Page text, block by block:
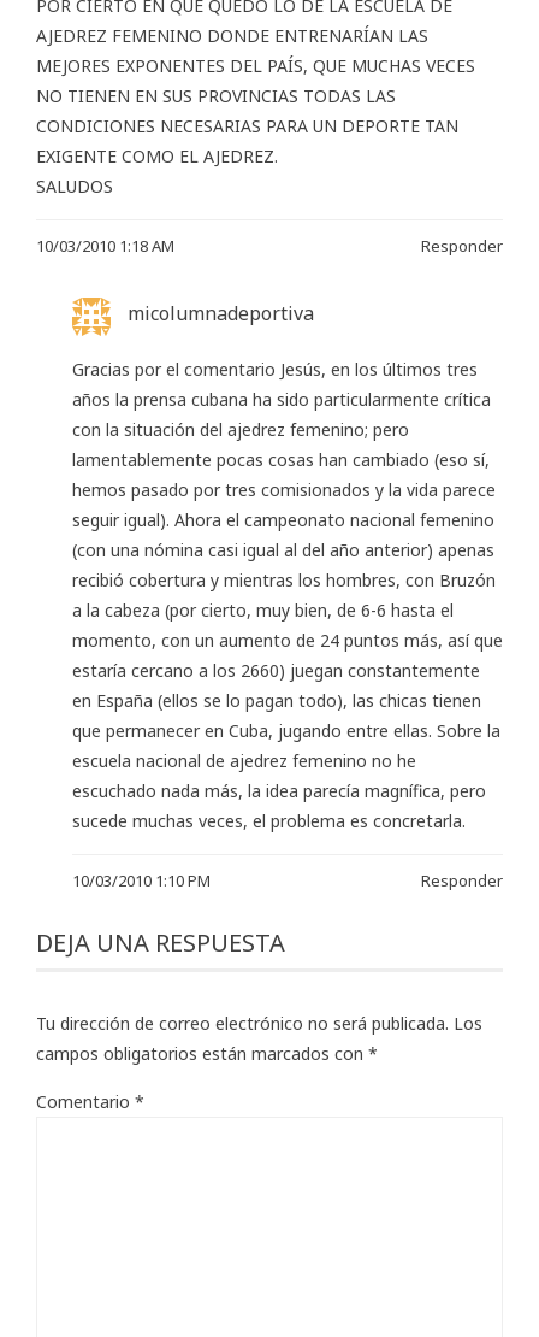
POR CIERTO EN QUE QUEDÓ LO DE LA ESCUELA DE
AJEDREZ FEMENINO DONDE ENTRENARÍAN LAS
MEJORES EXPONENTES DEL PAÍS, QUE MUCHAS VECES
NO TIENEN EN SUS PROVINCIAS TODAS LAS
CONDICIONES NECESARIAS PARA UN DEPORTE TAN
EXIGENTE COMO EL AJEDREZ.
SALUDOS
10/03/2010 1:18 AM Responder
micolumnadeportiva
Gracias por el comentario Jesús, en los últimos tres
años la prensa cubana ha sido particularmente crítica
con la situación del ajedrez femenino; pero
lamentablemente pocas cosas han cambiado (eso sí,
hemos pasado por tres comisionados y la vida parece
seguir igual). Ahora el campeonato nacional femenino
(con una nómina casi igual al del año anterior) apenas
recibió cobertura y mientras los hombres, con Bruzón
a la cabeza (por cierto, muy bien, de 6-6 hasta el
momento, con un aumento de 24 puntos más, así que
estaría cercano a los 2660) juegan constantemente
en España (ellos se lo pagan todo), las chicas tienen
que permanecer en Cuba, jugando entre ellas. Sobre la
escuela nacional de ajedrez femenino no he
escuchado nada más, la idea parecía magnífica, pero
sucede muchas veces, el problema es concretarla.
10/03/2010 1:10 PM Responder
DEJA UNA RESPUESTA
Tu dirección de correo electrónico no será publicada. Los
campos obligatorios están marcados con *
Comentario *